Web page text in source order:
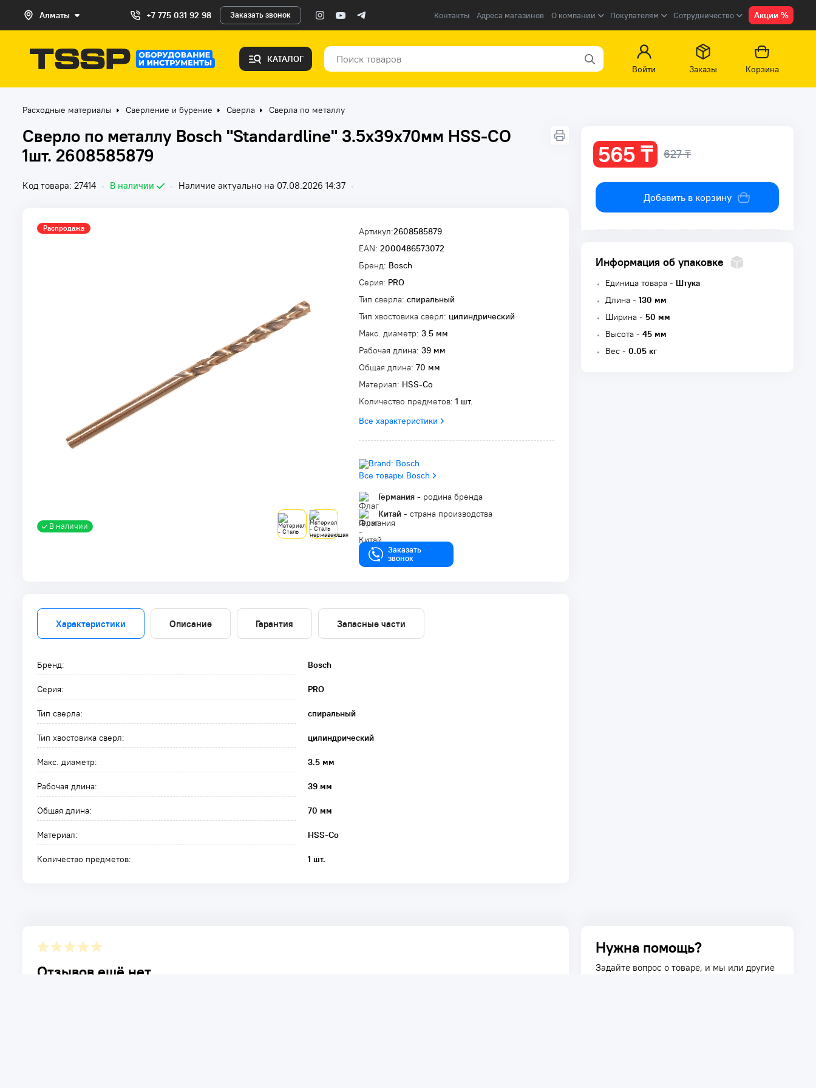
Алматы +7 775 031 92 98 Заказать звонок Контакты Адреса магазинов О компании Покупателям Сотрудничество Акции %
КАТАЛОГ
Войти
Заказы Корзина
Расходные материалы Сверление и бурение Сверла Сверла по металлу
Сверло по металлу Bosch "Standardline" 3.5х39х70мм HSS-CO
1шт. 2608585879
Код товара: 27414 • В наличии • Наличие актуально на 07.08.2026 14:37 •
В наличии
Распродажа Артикул:2608585879
EAN: 2000486573072
Бренд: Bosch
Серия: PRO
Тип сверла: спиральный
Тип хвостовика сверл: цилиндрический
Макс. диаметр: 3.5 мм
Рабочая длина: 39 мм
Общая длина: 70 мм
Материал: HSS-Co
Количество предметов: 1 шт.
Все характеристики
Все товары Bosch
Германия - родина бренда
Китай - страна производства
Заказать
звонок
565 ₸ 627 ₸
Добавить в корзину
Информация об упаковке
Единица товара - Штука
Длина - 130 мм
Ширина - 50 мм
Высота - 45 мм
Вес - 0.05 кг
Характеристики Описание Гарантия Запасные части
Бренд: Bosch
Серия: PRO
Тип сверла: спиральный
Тип хвостовика сверл: цилиндрический
Макс. диаметр: 3.5 мм
Рабочая длина: 39 мм
Общая длина: 70 мм
Материал: HSS-Co
Количество предметов: 1 шт.
Отзывов ещё нет.
Нужна помощь?
Задайте вопрос о товаре, и мы или другие